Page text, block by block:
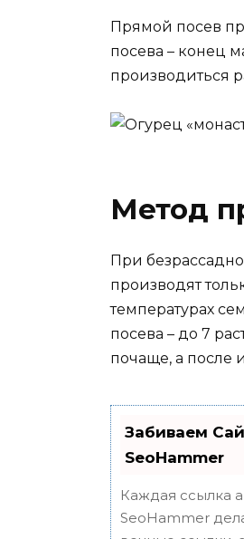
Прямой посев
посева – конец
производиться
Метод
При
производят
температурах
посева – до 7
почаще, а после
Забиваем
SeoHammer
Каждая ссылка
SeoHammer